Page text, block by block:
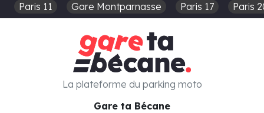
Paris 11
Gare Montparnasse Paris 17 Paris
Gare ta Bécane
La plateforme du parking moto